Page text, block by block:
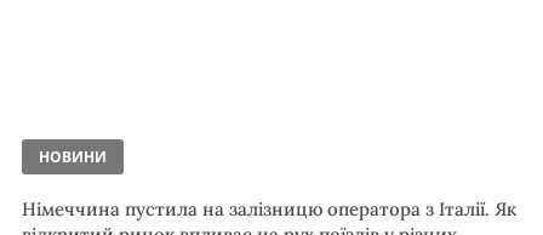
НОВИНИ
Німеччина пустила на залізницю оператора з Італії. Як